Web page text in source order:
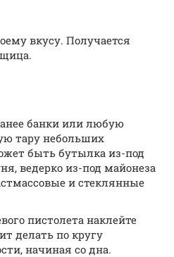
вкусу. Получается
банки или любую
тару небольших
быть бутылка из-под
ведерко из-под майонеза
и стеклянные
пистолета наклейте
делать по кругу
начиная со дна.